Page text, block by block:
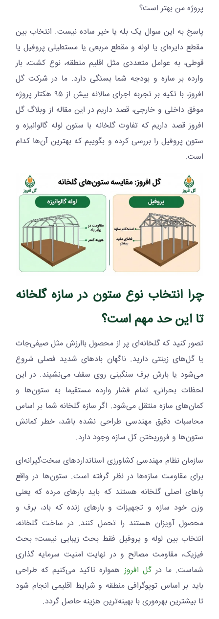
پروژه من بهتر است؟
پاسخ به این سوال یک بله یا خیر ساده نیست. انتخاب بین
مقطع دایره‌ای یا لوله و مقطع مربعی یا مستطیلی پروفیل یا
قوطی، به عوامل متعددی مثل اقلیم منطقه، نوع کشت، بار
وارده بر سازه و بودجه شما بستگی دارد. ما در شرکت گل
افروز، با تکیه بر تجربه اجرای سالانه بیش از ۹۵ هکتار پروژه
موفق داخلی و خارجی، قصد داریم در این مقاله از وبلاگ گل
افروز قصد داریم که تفاوت گلخانه با ستون لوله گالوانیزه و
ستون پروفیل را بررسی کرده و بگوییم که بهترین آن‌ها کدام
است.
چرا انتخاب نوع ستون در سازه گلخانه
تا این حد مهم است؟
تصور کنید که گلخانه‌ای پر از محصول با‌ارزش مثل صیفی‌جات
یا گل‌های زینتی دارید. ناگهان بادهای شدید فصلی شروع
می‌شود یا بارش برف سنگینی روی سقف می‌نشیند. در این
لحظات بحرانی، تمام فشار وارده مستقیما به ستون‌ها و
کمان‌های سازه منتقل می‌شود. اگر سازه گلخانه شما بر اساس
محاسبات دقیق مهندسی طراحی نشده باشد، خطر کمانش
ستون‌ها و فروریختن کل سازه وجود دارد.
سازمان نظام مهندسی کشاورزی استانداردهای سخت‌گیرانه‌ای
برای مقاومت سازه‌ها در نظر گرفته است. ستون‌ها در واقع
پاهای اصلی گلخانه هستند که باید بارهای مرده که یعنی
وزن خود سازه و تجهیزات و بارهای زنده که باد، برف و
محصول آویزان هستند را تحمل کنند. در ساخت گلخانه،
انتخاب بین لوله و پروفیل فقط بحث زیبایی نیست؛ بحث
فیزیک، مقاومت مصالح و در نهایت امنیت سرمایه گذاری
شماست. ما درگل افروز همواره تاکید می‌کنیم که طراحی
باید بر اساس توپوگرافی منطقه و شرایط اقلیمی انجام شود
تا بیشترین بهره‌وری با بهینه‌ترین هزینه حاصل گردد.